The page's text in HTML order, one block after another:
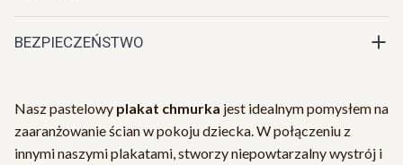
BEZPIECZEŃSTWO
Nasz pastelowy plakat chmurka jest idealnym pomysłem na
zaaranżowanie ścian w pokoju dziecka. W połączeniu z
innymi naszymi plakatami, stworzy niepowtarzalny wystrój i